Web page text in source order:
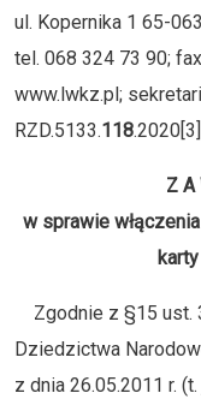
ul. Kopernika 1 65-
tel. 068 324 73 90;
www.lwkz.pl;
RZD.5133.118.2020[3]
Z A
w sprawie
Zgodnie z §15 ust.
Dziedzictwa
z dnia 26.05.2011 r.